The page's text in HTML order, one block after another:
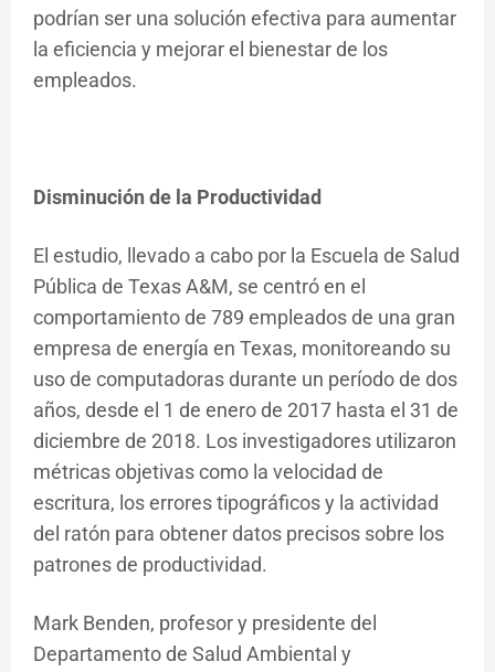
podrían ser una solución efectiva para aumentar
la eficiencia y mejorar el bienestar de los
empleados.
Disminución de la Productividad
El estudio, llevado a cabo por la Escuela de Salud
Pública de Texas A&M, se centró en el
comportamiento de 789 empleados de una gran
empresa de energía en Texas, monitoreando su
uso de computadoras durante un período de dos
años, desde el 1 de enero de 2017 hasta el 31 de
diciembre de 2018. Los investigadores utilizaron
métricas objetivas como la velocidad de
escritura, los errores tipográficos y la actividad
del ratón para obtener datos precisos sobre los
patrones de productividad.
Mark Benden, profesor y presidente del
Departamento de Salud Ambiental y